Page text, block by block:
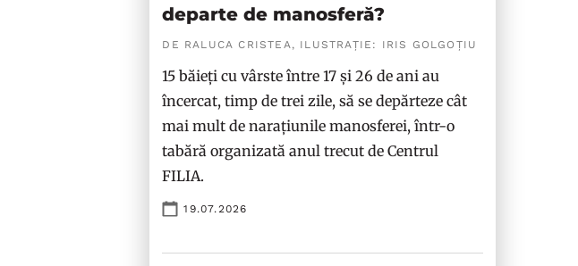
departe de manosferă?
DE RALUCA CRISTEA, ILUSTRAȚIE: IRIS GOLGOȚIU
15 băieți cu vârste între 17 și 26 de ani au
încercat, timp de trei zile, să se depărteze cât
mai mult de narațiunile manosferei, într-o
tabără organizată anul trecut de Centrul
FILIA.
19.07.2026